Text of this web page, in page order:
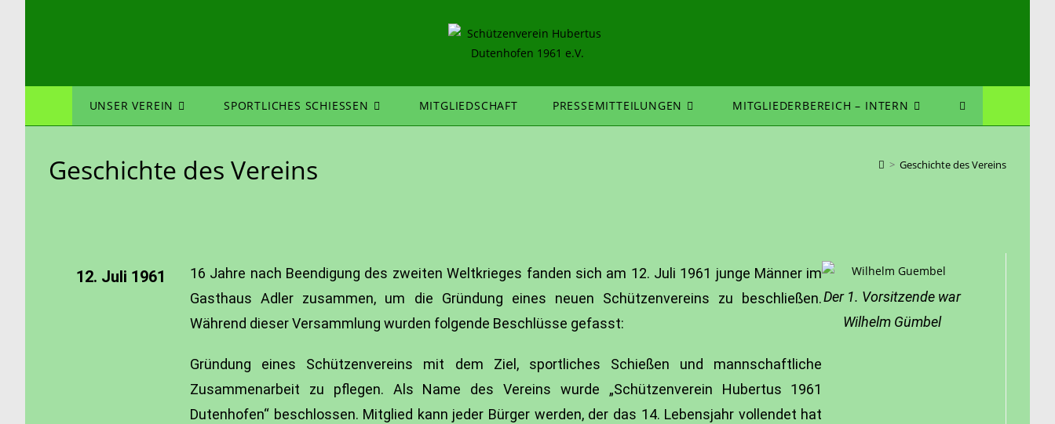
UNSER VEREIN SPORTLICHES SCHIESSEN MITGLIEDSCHAFT PRESSEMITTEILUNGEN MITGLIEDERBEREICH – INTERN
Geschichte des Vereins > Geschichte des Vereins
12. Juli 1961
16 Jahre nach Beendigung des zweiten Weltkrieges fanden sich am 12. Juli 1961 junge Männer im
Gasthaus Adler zusammen, um die Gründung eines neuen Schützenvereins zu beschließen.
Während dieser Versammlung wurden folgende Beschlüsse gefasst:
Gründung eines Schützenvereins mit dem Ziel, sportliches Schießen und mannschaftliche
Zusammenarbeit zu pflegen. Als Name des Vereins wurde „Schützenverein Hubertus 1961
Dutenhofen“ beschlossen. Mitglied kann jeder Bürger werden, der das 14. Lebensjahr vollendet hat
Der 1. Vorsitzende war
Wilhelm Gümbel